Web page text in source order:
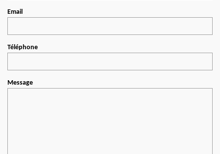
Email
Téléphone
Message